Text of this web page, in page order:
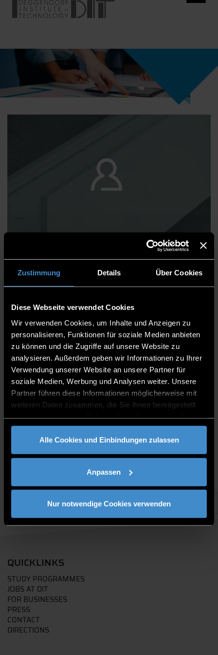
Zustimmung Details Über Cookies
Diese Webseite verwendet Cookies
Wir verwenden Cookies, um Inhalte und Anzeigen zu
personalisieren, Funktionen für soziale Medien anbieten
zu können und die Zugriffe auf unsere Website zu
analysieren. Außerdem geben wir Informationen zu Ihrer
Verwendung unserer Website an unsere Partner für
soziale Medien, Werbung und Analysen weiter. Unsere
Partner führen diese Informationen möglicherweise mit
weiteren Daten zusammen, die Sie ihnen bereitgestellt
gesammelt haben.
Alle Cookies und Einbindungen zulassen
Anpassen
Nur notwendige Cookies verwenden
Ricardo Miranda Castillo,
B. Eng
Faculty of Computer Science
Support Staff
Project Member
ITC2+ 0.08
0991/3615-9643
QUICKLINKS
STUDY PROGRAMMES
JOBS AT DIT
FOR BUSINESSES
PRESS
CONTACT
DIRECTIONS